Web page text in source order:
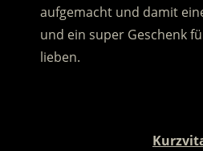
aufgemacht und damit
und ein super Geschenk
lieben.